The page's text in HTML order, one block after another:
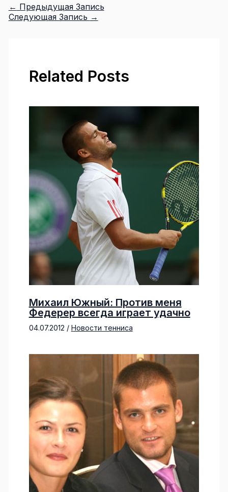
← Предыдущая Запись
Следующая Запись →
Related Posts
Михаил Южный: Против меня
Федерер всегда играет удачно
04.07.2012 / Новости тенниса